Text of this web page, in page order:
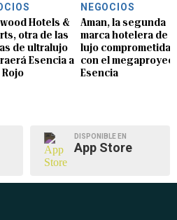
Hotels &
otra de las
de ultralujo
Esencia a
Rojo
NEGOCIOS
Aman, la segunda
marca hotelera de
lujo comprometida
con el
Esencia
DISPONIBLE EN
App Store